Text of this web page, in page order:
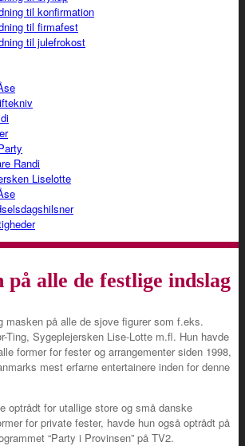
til konfirmation
til firmafest
til julefrokost
Randi
Liselotte
på alle de festlige indslag
masken på alle de sjove figurer som f.eks.
Ting, Sygeplejersken Lise-Lotte m.fl. Hun havde
former for fester og arrangementer siden 1998,
mest erfarne entertainere inden for denne
optrådt for utallige store og små danske
for private fester, havde hun også optrådt på
“Party i Provinsen” på TV2.